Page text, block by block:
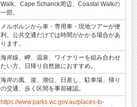
Walk、Cape Schanck周辺、Coastal Walkの
一部。
メルボルンから車・専用車・現地ツアーが便
利。公共交通だけでは時間がかかる場合があ
ります。
海岸線、岬、温泉、ワイナリーを組み合わせ
たい方。日帰り自然旅におすすめ。
海岸の風、崖、潮位、日差し、駐車場、帰り
の交通、歩く区間を事前確認。
https://www.parks.vic.gov.au/places-to-